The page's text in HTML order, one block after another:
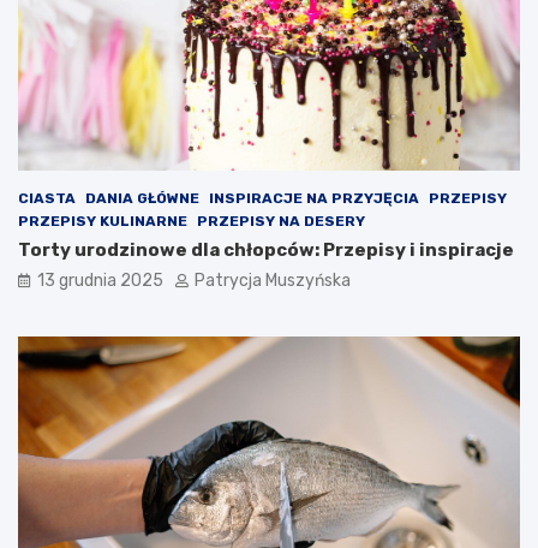
e
g
o
w
b
a
r
w
a
c
h
a
c
e
l
n
n
a
z
o
n
a
w
a
l
c
z
y
ć
p
a
w
o
r
d
l
CIASTA DANIA GŁÓWNE INSPIRACJE NA PRZYJĘCIA
PRZEPISY
PRZEPISY KULINARNE
PRZEPISY NA DESERY
Torty urodzinowe dla chłopców: Przepisy i inspiracje
13 grudnia 2025 Patrycja Muszyńska